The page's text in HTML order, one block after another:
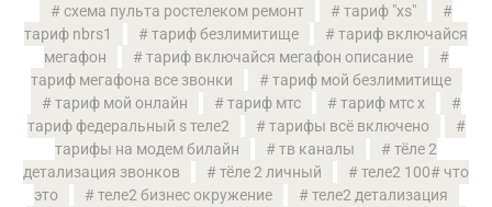
схема пульта ростелеком ремонт
тариф "xs"
тариф nbrs1
тариф безлимитище
тариф включайся
мегафон
тариф включайся мегафон описание
тариф мегафона все звонки
тариф мой безлимитище
тариф мой онлайн
тариф мтс
тариф мтс х
тариф федеральный s теле2
тарифы всё включено
тарифы на модем билайн
тв каналы
тёле 2
детализация звонков
тёле 2 личный
теле2 100# что
это
теле2 бизнес окружение
теле2 детализация